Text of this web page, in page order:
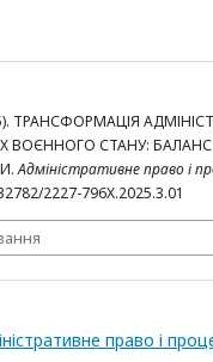
ТРАНСФОРМАЦІЯ
ВОЄННОГО СТАНУ:
Адміністративне право і
2227-796X.2025.3.01
право і